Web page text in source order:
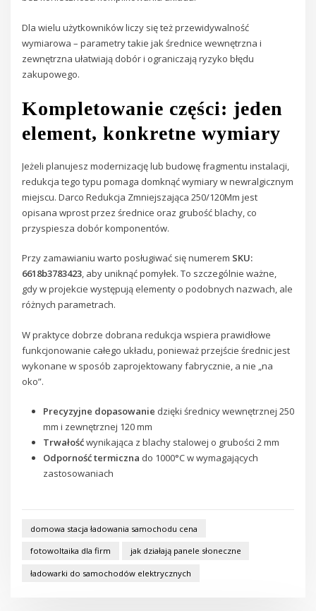
Dla wielu użytkowników liczy się też przewidywalność
wymiarowa – parametry takie jak średnice wewnętrzna i
zewnętrzna ułatwiają dobór i ograniczają ryzyko błędu
zakupowego.
Kompletowanie części: jeden
element, konkretne wymiary
Jeżeli planujesz modernizację lub budowę fragmentu instalacji,
redukcja tego typu pomaga domknąć wymiary w newralgicznym
miejscu. Darco Redukcja Zmniejszająca 250/120Mm jest
opisana wprost przez średnice oraz grubość blachy, co
przyspiesza dobór komponentów.
Przy zamawianiu warto posługiwać się numerem SKU:
6618b3783423, aby uniknąć pomyłek. To szczególnie ważne,
gdy w projekcie występują elementy o podobnych nazwach, ale
różnych parametrach.
W praktyce dobrze dobrana redukcja wspiera prawidłowe
funkcjonowanie całego układu, ponieważ przejście średnic jest
wykonane w sposób zaprojektowany fabrycznie, a nie „na
oko”.
Precyzyjne dopasowanie dzięki średnicy wewnętrznej 250
mm i zewnętrznej 120 mm
Trwałośćwynikająca z blachy stalowej o grubości 2 mm
Odporność termiczna do 1000°C w wymagających
zastosowaniach
domowa stacja ładowania samochodu cena
fotowoltaika dla firm jak działają panele słoneczne
ładowarki do samochodów elektrycznych